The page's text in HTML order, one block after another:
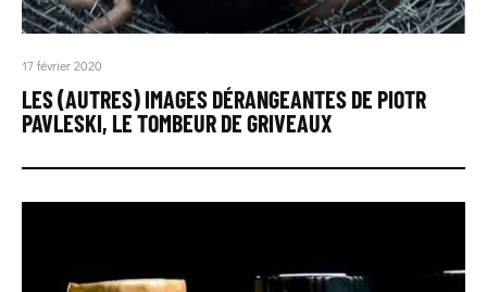
17 février 2020
LES (AUTRES) IMAGES DÉRANGEANTES DE PIOTR
PAVLESKI, LE TOMBEUR DE GRIVEAUX